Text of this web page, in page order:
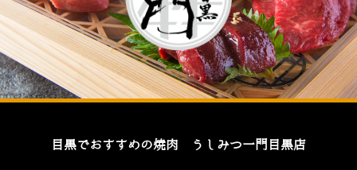
目黒でおすすめの焼肉 うしみつ一門目黒店